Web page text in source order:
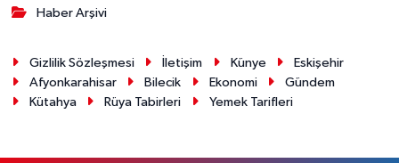
Haber Arşivi
Gizlilik Sözleşmesi İletişim Künye
Eskişehir
Afyonkarahisar
Bilecik Ekonomi
Gündem
Kütahya
Rüya Tabirleri Yemek Tarifleri